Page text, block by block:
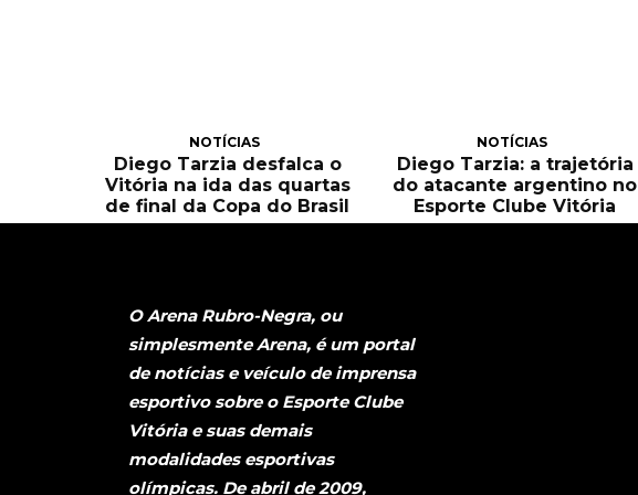
NOTÍCIAS
Diego Tarzia desfalca o
Vitória na ida das quartas
de final da Copa do Brasil
NOTÍCIAS
Diego Tarzia: a trajetória
do atacante argentino no
Esporte Clube Vitória
O Arena Rubro-Negra, ou
simplesmente Arena, é um portal
de notícias e veículo de imprensa
esportivo sobre o Esporte Clube
Vitória e suas demais
modalidades esportivas
olímpicas. De abril de 2009,